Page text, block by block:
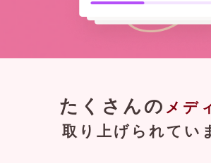
たくさんの メデ
取り上げられてい